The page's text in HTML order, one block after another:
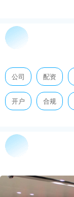
公司 配资
开户 合规